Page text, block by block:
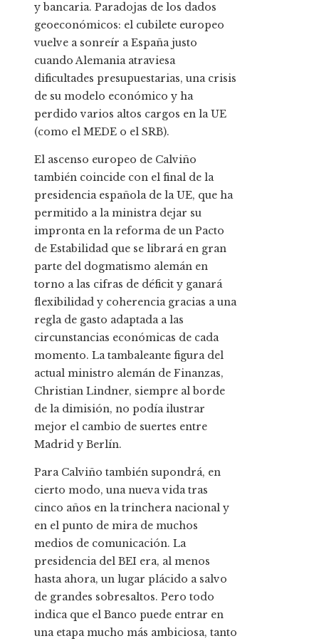
y bancaria. Paradojas de los dados
geoeconómicos: el cubilete europeo
vuelve a sonreír a España justo
cuando Alemania atraviesa
dificultades presupuestarias, una crisis
de su modelo económico y ha
perdido varios altos cargos en la UE
(como el MEDE o el SRB).
El ascenso europeo de Calviño
también coincide con el final de la
presidencia española de la UE, que ha
permitido a la ministra dejar su
impronta en la reforma de un Pacto
de Estabilidad que se librará en gran
parte del dogmatismo alemán en
torno a las cifras de déficit y ganará
flexibilidad y coherencia gracias a una
regla de gasto adaptada a las
circunstancias económicas de cada
momento. La tambaleante figura del
actual ministro alemán de Finanzas,
Christian Lindner, siempre al borde
de la dimisión, no podía ilustrar
mejor el cambio de suertes entre
Madrid y Berlín.
Para Calviño también supondrá, en
cierto modo, una nueva vida tras
cinco años en la trinchera nacional y
en el punto de mira de muchos
medios de comunicación. La
presidencia del BEI era, al menos
hasta ahora, un lugar plácido a salvo
de grandes sobresaltos. Pero todo
indica que el Banco puede entrar en
una etapa mucho más ambiciosa, tanto